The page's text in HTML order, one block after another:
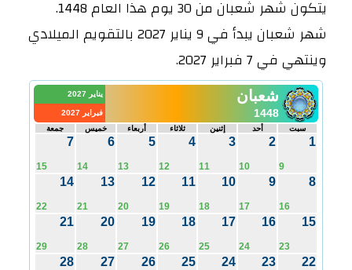
يتكون شهر شعبان من 30 يوم هذا العام 1448.
شهر شعبان يبدأ في 9 يناير 2027 بالتقويم الميلادي
وينتهي في 7 فبراير 2027.
شعبان
1448
يناير 2027
فبراير 2027
سبت
أحد إثنين ثلاثاء أربعاء خميس جمعة
1
9
2
10
3
11
4
12
5
13
6
14
7
15
8
16
9
17
10
18
11
19
12
20
13
21
14
22
15
23
16
24
17
25
18
26
19
27
20
28
21
29
22
23
24
25
26
27
28